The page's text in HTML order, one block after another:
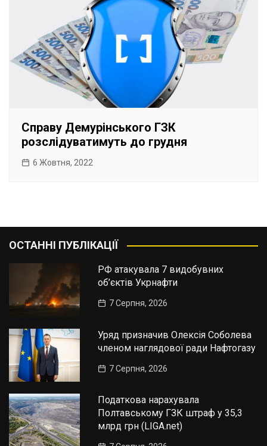
Справу Демурінського ГЗК
розслідуватимуть до грудня
6 Жовтня, 2022
ОСТАННІ ПУБЛІКАЦІЇ
РФ атакувала 7 видобувних
об’єктів Укрнафти
7 Серпня, 2026
Уряд призначив Олексія Соболева
членом наглядової ради Нафтогазу
7 Серпня, 2026
Податкова нарахувала
Полтавському ГЗК штраф у 35,3
млрд грн (LIGA.net)